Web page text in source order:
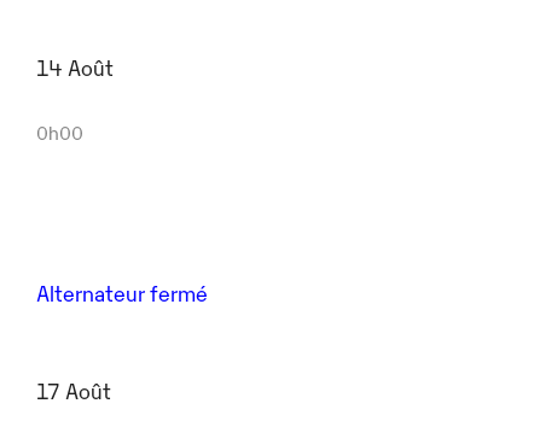
14 Août
0h00
Alternateur fermé
17 Août